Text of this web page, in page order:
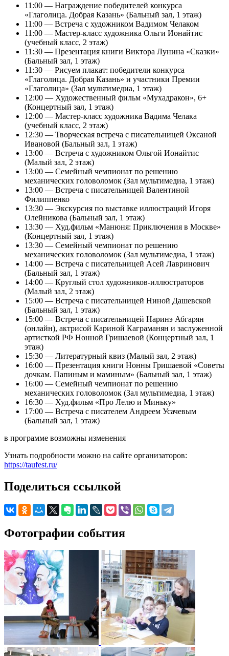
11:00 — Награждение победителей конкурса
«Глаголица. Добрая Казань» (Бальный зал, 1 этаж)
11:00 — Встреча с художником Вадимом Челаком
11:00 — Мастер-класс художника Ольги Ионайтис
(учебный класс, 2 этаж)
11:30 — Презентация книги Виктора Лунина «Сказки»
(Бальный зал, 1 этаж)
11:30 — Рисуем плакат: победители конкурса
«Глаголица. Добрая Казань» и участники Премии
«Глаголица» (Зал мультимедиа, 1 этаж)
12:00 — Художественный фильм «Мухадракон», 6+
(Концертный зал, 1 этаж)
12:00 — Мастер-класс художника Вадима Челака
(учебный класс, 2 этаж)
12:30 — Творческая встреча с писательницей Оксаной
Ивановой (Бальный зал, 1 этаж)
13:00 — Встреча с художником Ольгой Ионайтис
(Малый зал, 2 этаж)
13:00 — Семейный чемпионат по решению
механических головоломок (Зал мультимедиа, 1 этаж)
13:00 — Встреча с писательницей Валентиной
Филиппенко
13:30 — Экскурсия по выставке иллюстраций Игоря
Олейникова (Бальный зал, 1 этаж)
13:30 — Худ.фильм «Манюня: Приключения в Москве»
(Концертный зал, 1 этаж)
13:30 — Семейный чемпионат по решению
механических головоломок (Зал мультимедиа, 1 этаж)
14:00 — Встреча с писательницей Асей Лавринович
(Бальный зал, 1 этаж)
14:00 — Круглый стол художников-иллюстраторов
(Малый зал, 2 этаж)
15:00 — Встреча с писательницей Ниной Дашевской
(Бальный зал, 1 этаж)
15:00 — Встреча с писательницей Наринэ Абгарян
(онлайн), актрисой Кариной Каграманян и заслуженной
артисткой РФ Нонной Гришаевой (Концертный зал, 1
этаж)
15:30 — Литературный квиз (Малый зал, 2 этаж)
16:00 — Презентация книги Нонны Гришаевой «Советы
дочкам. Папиным и маминым» (Бальный зал, 1 этаж)
16:00 — Семейный чемпионат по решению
механических головоломок (Зал мультимедиа, 1 этаж)
16:30 — Худ.фильм «Про Лелю и Миньку»
17:00 — Встреча с писателем Андреем Усачевым
(Бальный зал, 1 этаж)
в программе возможны изменения
Узнать подробности можно на сайте организаторов:
https://taufest.ru/
Поделиться ссылкой
Фотографии события